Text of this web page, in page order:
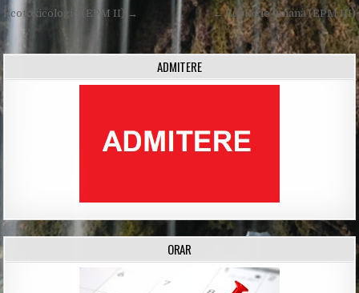
Post
navigation
← Ecologie umană (EPM III)
Ecotoxicologie (EPM II) →
ADMITERE
ORAR